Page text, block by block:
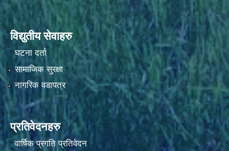
विद्युतीय सेवाहरु
घटना दर्ता
सामाजिक सुरक्षा
नागरिक वडापत्र
प्रतिवेदनहरु
वार्षिक प्रगति प्रतिवेदन